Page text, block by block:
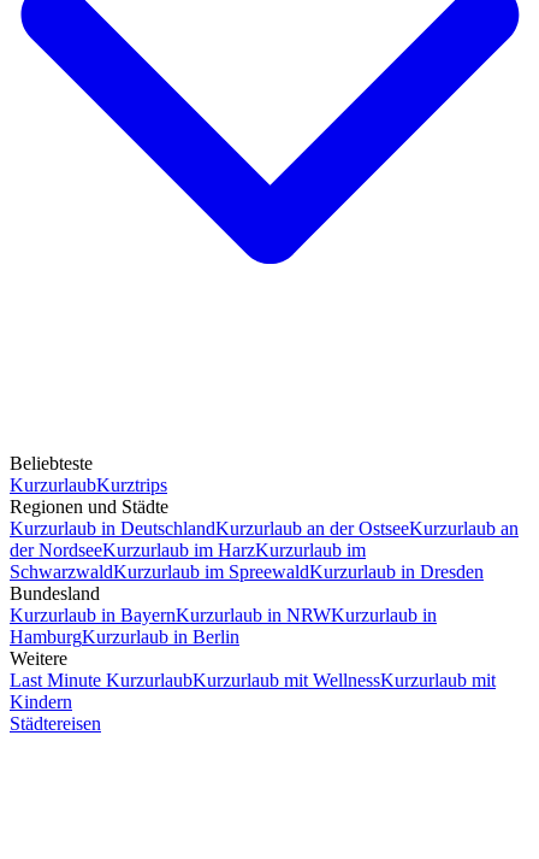
Beliebteste
KurzurlaubKurztrips
Regionen und Städte
Kurzurlaub in DeutschlandKurzurlaub an der OstseeKurzurlaub an
der NordseeKurzurlaub im HarzKurzurlaub im
SchwarzwaldKurzurlaub im SpreewaldKurzurlaub in Dresden
Bundesland
Kurzurlaub in BayernKurzurlaub in NRWKurzurlaub in
HamburgKurzurlaub in Berlin
Weitere
Last Minute KurzurlaubKurzurlaub mit WellnessKurzurlaub mit
Kindern
Städtereisen